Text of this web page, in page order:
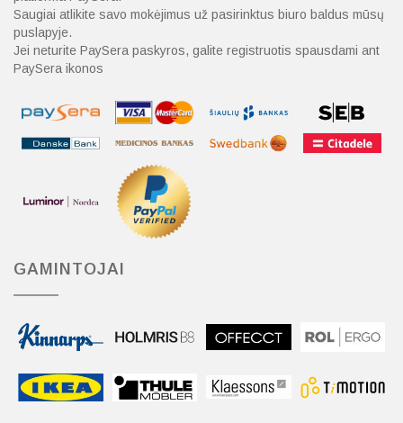
Saugiai atlikite savo mokėjimus už pasirinktus biuro baldus mūsų
puslapyje.
Jei neturite PaySera paskyros, galite registruotis spausdami ant
PaySera ikonos
GAMINTOJAI